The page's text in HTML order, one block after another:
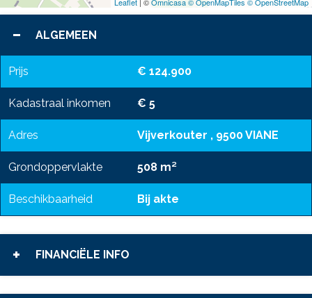
ALGEMEEN
Prijs € 124.900
Kadastraal inkomen € 5
Adres Vijverkouter , 9500 VIANE
Grondoppervlakte 508 m²
Beschikbaarheid Bij akte
FINANCIËLE INFO